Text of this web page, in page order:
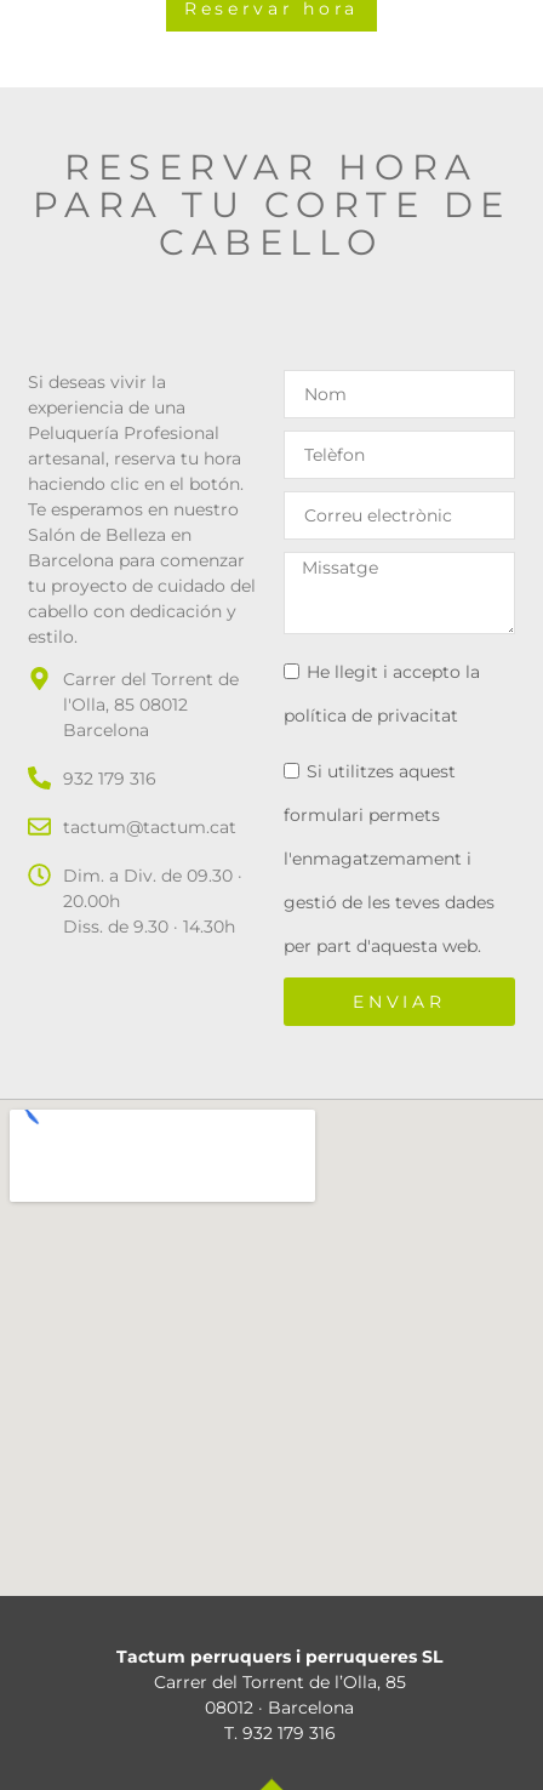
Reservar hora
RESERVAR HORA
PARA TU CORTE DE
CABELLO
Si deseas vivir la
experiencia de una
Peluquería Profesional
artesanal, reserva tu hora
haciendo clic en el botón.
Te esperamos en nuestro
Salón de Belleza en
Barcelona para comenzar
tu proyecto de cuidado del
cabello con dedicación y
estilo.
Carrer del Torrent de
l'Olla, 85 08012
Barcelona
932 179 316
tactum@tactum.cat
Dim. a Div. de 09.30 ·
20.00h
Diss. de 9.30 · 14.30h
He llegit i accepto la
política de privacitat
Si utilitzes aquest
formulari permets
l'enmagatzemament i
gestió de les teves dades
per part d'aquesta web.
ENVIAR
Tactum perruquers i perruqueres SL
Carrer del Torrent de l’Olla, 85
08012 · Barcelona
T. 932 179 316